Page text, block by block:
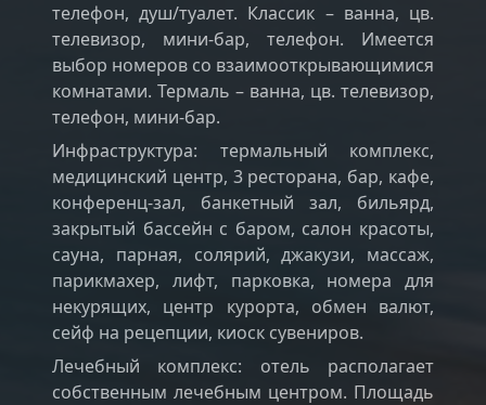
телефон, душ/туалет. Классик – ванна, цв.
телевизор, мини-бар, телефон. Имеется
выбор номеров со взаимооткрывающимися
комнатами. Термаль – ванна, цв. телевизор,
телефон, мини-бар.
Инфраструктура: термальный комплекс,
медицинский центр, 3 ресторана, бар, кафе,
конференц-зал, банкетный зал, бильярд,
закрытый бассейн с баром, салон красоты,
сауна, парная, солярий, джакузи, массаж,
парикмахер, лифт, парковка, номера для
некурящих, центр курорта, обмен валют,
сейф на рецепции, киоск сувениров.
Лечебный комплекс: отель располагает
собственным лечебным центром. Площадь